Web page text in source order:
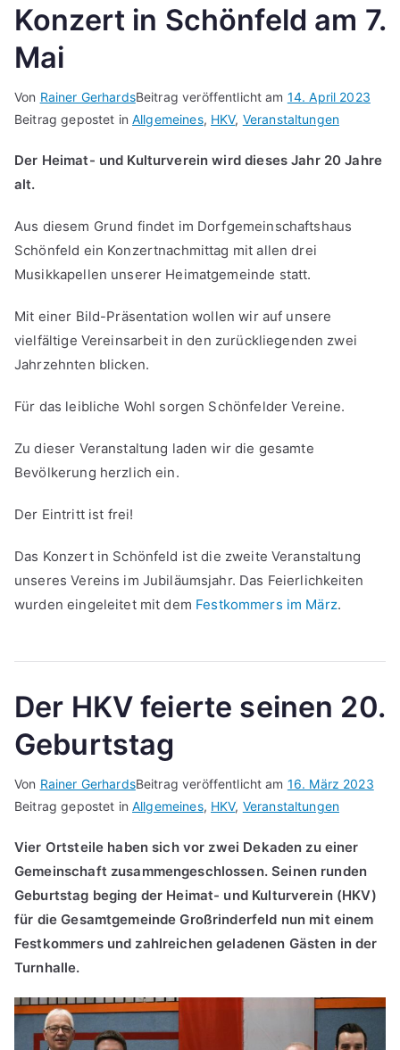
Konzert in Schönfeld am 7.
Mai
Von Rainer GerhardsBeitrag veröffentlicht am 14. April 2023
Beitrag gepostet inAllgemeines, HKV, Veranstaltungen
Der Heimat- und Kulturverein wird dieses Jahr 20 Jahre
alt.
Aus diesem Grund findet im Dorfgemeinschaftshaus
Schönfeld ein Konzertnachmittag mit allen drei
Musikkapellen unserer Heimatgemeinde statt.
Mit einer Bild-Präsentation wollen wir auf unsere
vielfältige Vereinsarbeit in den zurückliegenden zwei
Jahrzehnten blicken.
Für das leibliche Wohl sorgen Schönfelder Vereine.
Zu dieser Veranstaltung laden wir die gesamte
Bevölkerung herzlich ein.
Der Eintritt ist frei!
Das Konzert in Schönfeld ist die zweite Veranstaltung
unseres Vereins im Jubiläumsjahr. Das Feierlichkeiten
wurden eingeleitet mit dem Festkommers im März.
Der HKV feierte seinen 20.
Geburtstag
Von Rainer GerhardsBeitrag veröffentlicht am 16. März 2023
Beitrag gepostet inAllgemeines, HKV, Veranstaltungen
Vier Ortsteile haben sich vor zwei Dekaden zu einer
Gemeinschaft zusammengeschlossen. Seinen runden
Geburtstag beging der Heimat- und Kulturverein (HKV)
für die Gesamtgemeinde Großrinderfeld nun mit einem
Festkommers und zahlreichen geladenen Gästen in der
Turnhalle.